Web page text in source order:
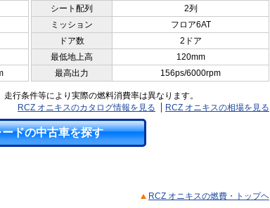
シート配列
2列
ミッション
フロア6AT
ドア数
2ドア
最低地上高
120mm
最高出力 156ps/6000rpm
行条件等により実際の燃料消費率は異なります。
RCZ オニキスのカタログ情報を見る
RCZ オニキスの相場を見る
ドの中古車を探す
RCZ オニキスの燃費・トップヘ